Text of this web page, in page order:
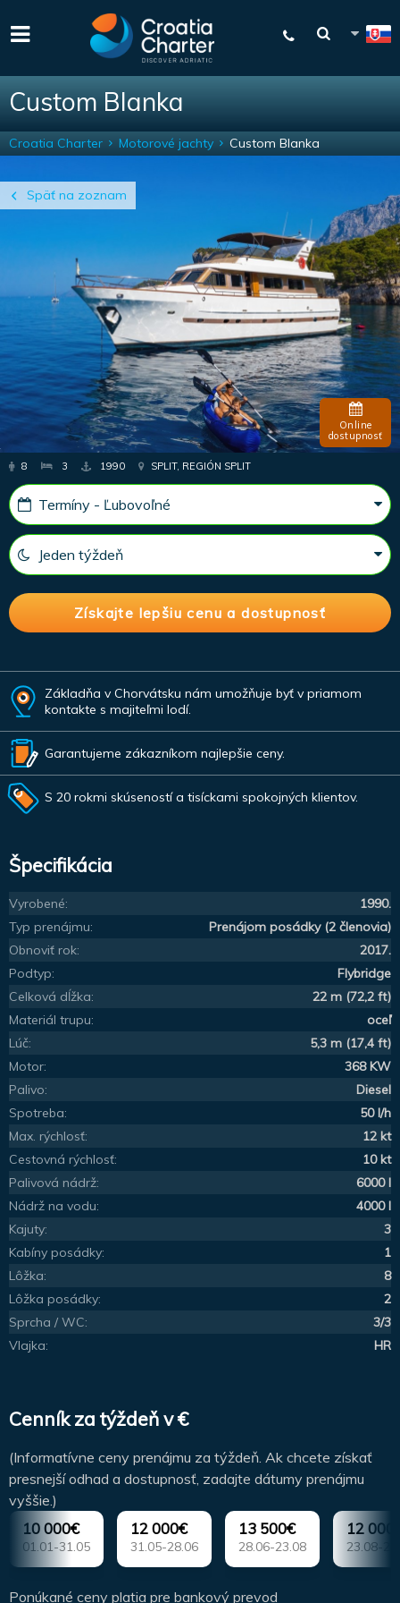
Custom Blanka
Späť na zoznam
Croatia Charter Motorové jachty Custom Blanka
Online
dostupnosť
8 3 1990 SPLIT, REGIÓN SPLIT
Základňa v Chorvátsku nám umožňuje byť v priamom
kontakte s majiteľmi lodí.
Garantujeme zákazníkom najlepšie ceny.
S 20 rokmi skúseností a tisíckami spokojných klientov.
Špecifikácia
Vyrobené:
1990.
Typ prenájmu:
Prenájom posádky (2 členovia)
Obnoviť rok:
2017.
Podtyp:
Flybridge
Celková dĺžka:
22 m (72,2 ft)
Materiál trupu:
oceľ
Lúč:
5,3 m (17,4 ft)
Motor:
368 KW
Palivo:
Diesel
Spotreba:
50 l/h
Max. rýchlosť:
12 kt
Cestovná rýchlosť:
10 kt
Palivová nádrž:
6000 l
Nádrž na vodu:
4000 l
Kajuty:
3
Kabíny posádky:
1
Lôžka:
8
Lôžka posádky:
2
Sprcha / WC:
3/3
Vlajka:
HR
Cenník za týždeň v €
(Informatívne ceny prenájmu za týždeň. Ak chcete získať
presnejší odhad a dostupnosť, zadajte dátumy prenájmu
vyššie.)
10 000€
01.01-31.05
12 000€
31.05-28.06
13 500€
28.06-23.08
12
23.08-
Ponúkané ceny platia pre bankový prevod